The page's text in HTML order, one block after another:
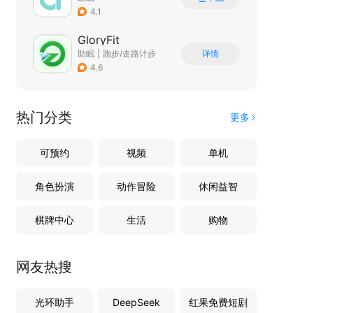
4.1
GloryFit
助眠
跑步/走路计步
4.6
详情
热门分类 更多
可预约 视频 单机
角色扮演 动作冒险 休闲益智
棋牌中心 生活 购物
网友热搜
光环助手 DeepSeek 红果免费短剧